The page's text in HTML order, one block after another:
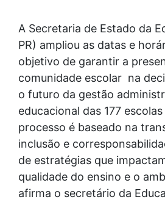
A Secretaria de Estado da
PR) ampliou as datas e
objetivo de garantir a
comunidade escolar na
o futuro da gestão
educacional das 177 escolas
processo é baseado na
inclusão e
de estratégias que
qualidade do ensino e o
afirma o secretário da